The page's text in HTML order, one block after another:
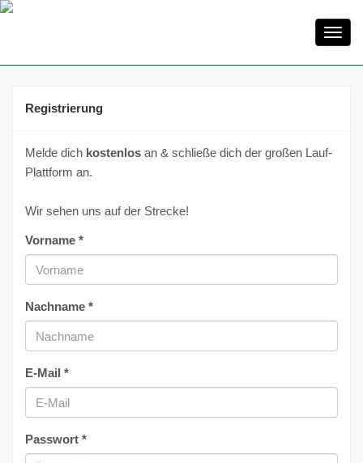
Registrierung
Melde dich kostenlos an & schließe dich der großen Lauf-
Plattform an.
Wir sehen uns auf der Strecke!
Vorname *
Nachname *
E-Mail *
Passwort *